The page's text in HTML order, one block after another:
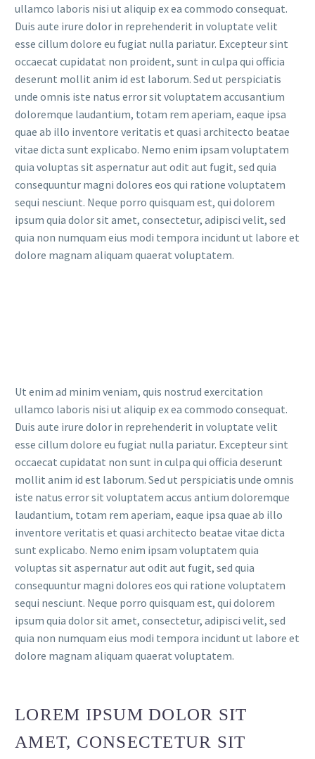
ullamco laboris nisi ut aliquip ex ea commodo consequat.
Duis aute irure dolor in reprehenderit in voluptate velit
esse cillum dolore eu fugiat nulla pariatur. Excepteur sint
occaecat cupidatat non proident, sunt in culpa qui officia
deserunt mollit anim id est laborum. Sed ut perspiciatis
unde omnis iste natus error sit voluptatem accusantium
doloremque laudantium, totam rem aperiam, eaque ipsa
quae ab illo inventore veritatis et quasi architecto beatae
vitae dicta sunt explicabo. Nemo enim ipsam voluptatem
quia voluptas sit aspernatur aut odit aut fugit, sed quia
consequuntur magni dolores eos qui ratione voluptatem
sequi nesciunt. Neque porro quisquam est, qui dolorem
ipsum quia dolor sit amet, consectetur, adipisci velit, sed
quia non numquam eius modi tempora incidunt ut labore et
dolore magnam aliquam quaerat voluptatem.
Ut enim ad minim veniam, quis nostrud exercitation
ullamco laboris nisi ut aliquip ex ea commodo consequat.
Duis aute irure dolor in reprehenderit in voluptate velit
esse cillum dolore eu fugiat nulla pariatur. Excepteur sint
occaecat cupidatat non sunt in culpa qui officia deserunt
mollit anim id est laborum. Sed ut perspiciatis unde omnis
iste natus error sit voluptatem accus antium doloremque
laudantium, totam rem aperiam, eaque ipsa quae ab illo
inventore veritatis et quasi architecto beatae vitae dicta
sunt explicabo. Nemo enim ipsam voluptatem quia
voluptas sit aspernatur aut odit aut fugit, sed quia
consequuntur magni dolores eos qui ratione voluptatem
sequi nesciunt. Neque porro quisquam est, qui dolorem
ipsum quia dolor sit amet, consectetur, adipisci velit, sed
quia non numquam eius modi tempora incidunt ut labore et
dolore magnam aliquam quaerat voluptatem.
LOREM IPSUM DOLOR SIT
AMET, CONSECTETUR SIT